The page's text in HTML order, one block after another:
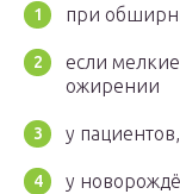
при
если
ожирении
у
у